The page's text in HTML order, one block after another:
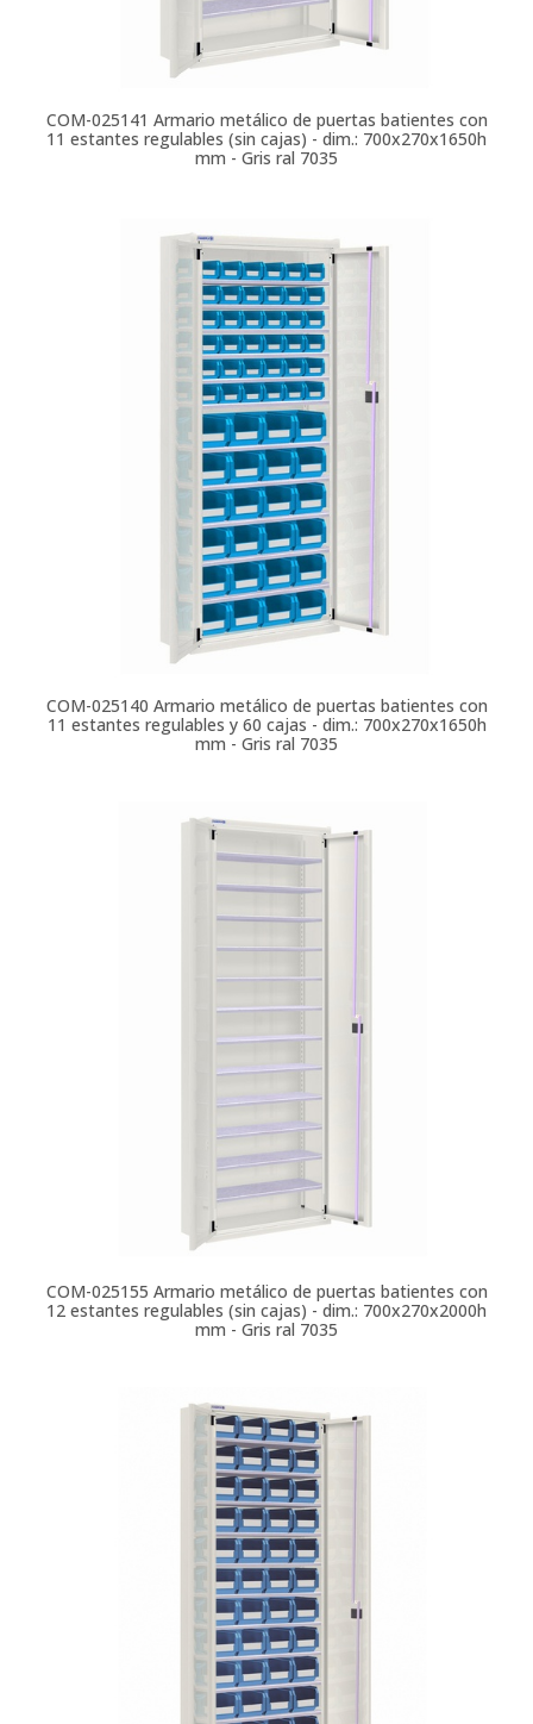
COM-025141 Armario metálico de puertas batientes con
11 estantes regulables (sin cajas) - dim.: 700x270x1650h
mm - Gris ral 7035
COM-025140 Armario metálico de puertas batientes con
11 estantes regulables y 60 cajas - dim.: 700x270x1650h
mm - Gris ral 7035
COM-025155 Armario metálico de puertas batientes con
12 estantes regulables (sin cajas) - dim.: 700x270x2000h
mm - Gris ral 7035